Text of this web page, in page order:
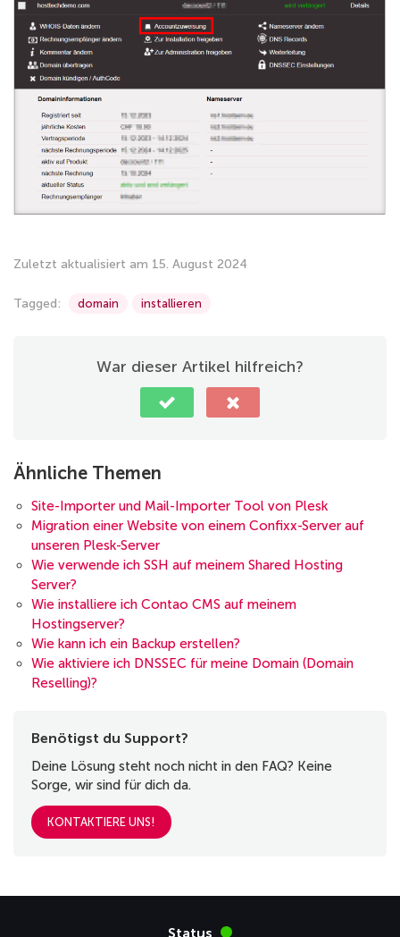
Zuletzt aktualisiert am 15. August 2024
Tagged: domain installieren
War dieser Artikel hilfreich?
Ähnliche Themen
Site-Importer und Mail-Importer Tool von Plesk
Migration einer Website von einem Confixx-Server auf
unseren Plesk-Server
Wie verwende ich SSH auf meinem Shared Hosting
Server?
Wie installiere ich Contao CMS auf meinem
Hostingserver?
Wie kann ich ein Backup erstellen?
Wie aktiviere ich DNSSEC für meine Domain (Domain
Reselling)?
Benötigst du Support?
Deine Lösung steht noch nicht in den FAQ? Keine
Sorge, wir sind für dich da.
KONTAKTIERE UNS!
Status